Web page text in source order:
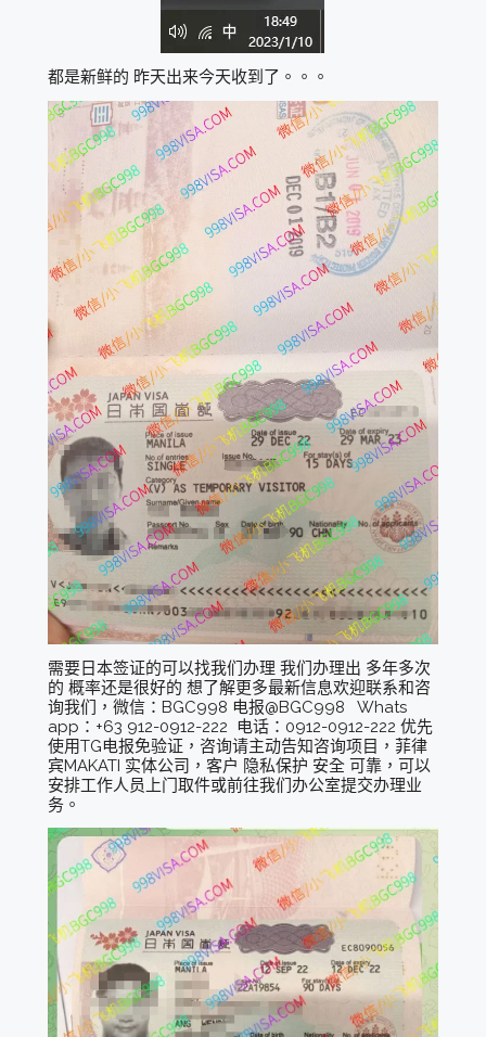
都是新鲜的 昨天出来今天收到了。。。
需要日本签证的可以找我们办理 我们办理出 多年多次
的 概率还是很好的 想了解更多最新信息欢迎联系和咨
询我们，微信：BGC998 电报@BGC998 Whats
app：+63 912-0912-222 电话：0912-0912-222 优先
使用TG电报免验证，咨询请主动告知咨询项目，菲律
宾MAKATI 实体公司，客户 隐私保护 安全 可靠，可以
安排工作人员上门取件或前往我们办公室提交办理业
务。